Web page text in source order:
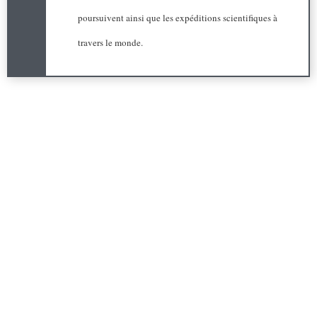
poursuivent ainsi que les expéditions scientifiques à
travers le monde.